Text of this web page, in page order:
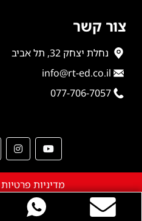
צור קשר
נחלת יצחק 32, תל אביב
info@rt-ed.co.il
077-706-7057
מדיניות פרטיות
© כל הזכויות שמורות Real Time Group